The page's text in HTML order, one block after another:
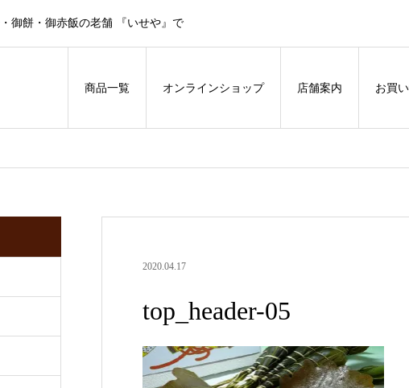
御餅・御赤飯の老舗 『いせや』で
商品一覧 オンラインショップ 店舗案内 お買
2020.04.17
top_header-05